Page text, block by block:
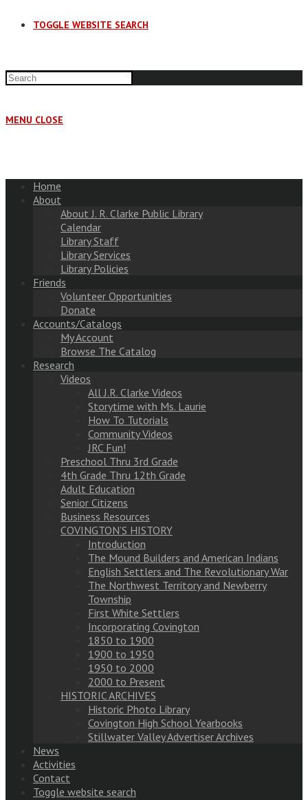
TOGGLE WEBSITE SEARCH
MENU CLOSE
Home
About
About J. R. Clarke Public Library
Calendar
Library Staff
Library Services
Library Policies
Friends
Volunteer Opportunities
Donate
Accounts/Catalogs
My Account
Browse The Catalog
Research
Videos
All J.R. Clarke Videos
Storytime with Ms. Laurie
How To Tutorials
Community Videos
JRC Fun!
Preschool Thru 3rd Grade
4th Grade Thru 12th Grade
Adult Education
Senior Citizens
Business Resources
COVINGTON’S HISTORY
Introduction
The Mound Builders and American Indians
English Settlers and The Revolutionary War
The Northwest Territory and Newberry
Township
First White Settlers
Incorporating Covington
1850 to 1900
1900 to 1950
1950 to 2000
2000 to Present
HISTORIC ARCHIVES
Historic Photo Library
Covington High School Yearbooks
Stillwater Valley Advertiser Archives
News
Activities
Contact
Toggle website search